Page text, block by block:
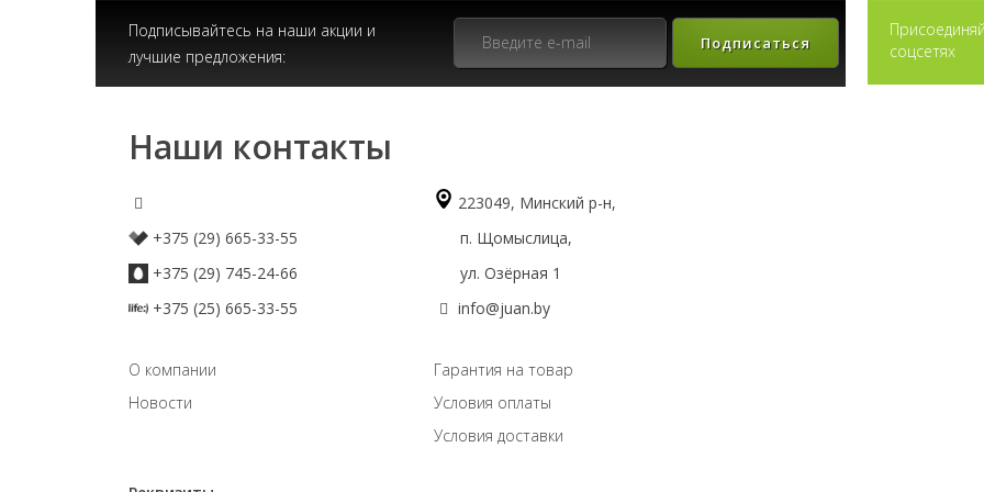
Подписывайтесь на наши акции и
лучшие предложения:
Подписаться
соцсетях
Наши контакты
+375 (29) 665-33-55
+375 (29) 745-24-66
+375 (25) 665-33-55
223049, Минский р-н,
п. Щомыслица,
ул. Озёрная 1
info@juan.by
О компании
Новости
Гарантия на товар
Условия оплаты
Условия доставки